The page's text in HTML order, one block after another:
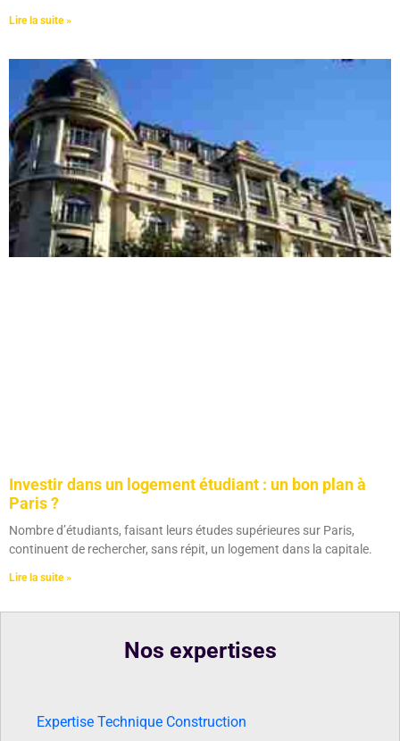
Lire la suite »
Investir dans un logement étudiant : un bon plan à
Paris ?
Nombre d’étudiants, faisant leurs études supérieures sur Paris,
continuent de rechercher, sans répit, un logement dans la capitale.
Lire la suite »
Nos expertises
Expertise Technique Construction